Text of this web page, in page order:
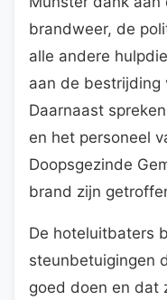
brandweer, de
alle andere
aan de bestrijding
Daarnaast
en het personeel
Doopsgezinde
brand zijn
De hoteluitbaters
steunbetuigingen
goed doen en dat